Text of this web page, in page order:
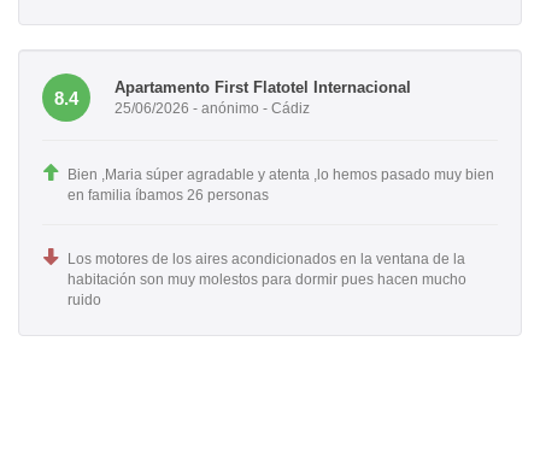
8.4
Apartamento First Flatotel Internacional
25/06/2026 - anónimo - Cádiz
Bien ,Maria súper agradable y atenta ,lo hemos pasado muy bien
en familia íbamos 26 personas
Los motores de los aires acondicionados en la ventana de la
habitación son muy molestos para dormir pues hacen mucho
ruido